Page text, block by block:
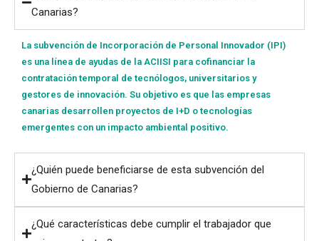
Canarias?
La subvención de Incorporación de Personal Innovador (IPI)
es una línea de ayudas de la ACIISI para cofinanciar la
contratación temporal de tecnólogos, universitarios y
gestores de innovación. Su objetivo es que las empresas
canarias desarrollen proyectos de I+D o tecnologías
emergentes con un impacto ambiental positivo.
¿Quién puede beneficiarse de esta subvención del
Gobierno de Canarias?
¿Qué características debe cumplir el trabajador que